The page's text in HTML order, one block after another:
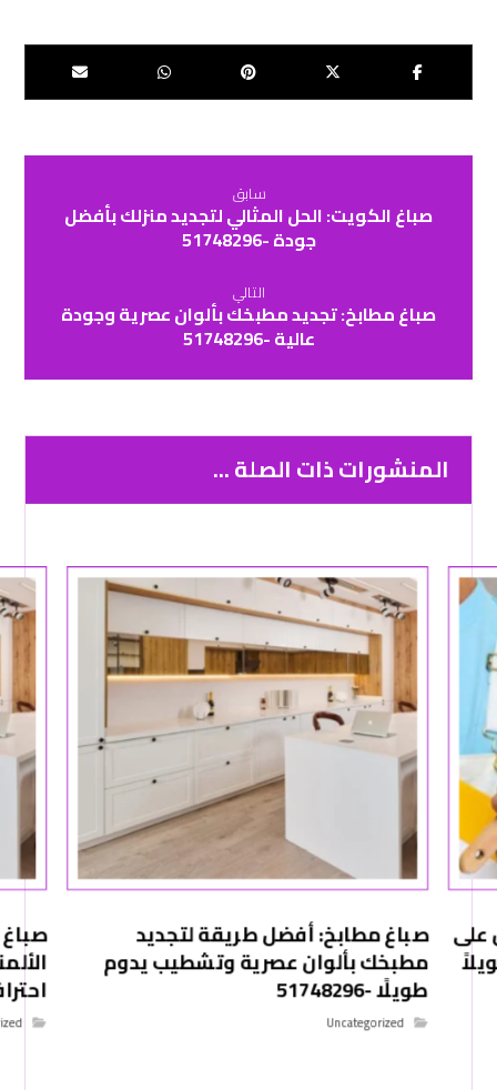
سابق
صباغ الكويت: الحل المثالي لتجديد منزلك بأفضل
جودة -51748296
التالي
صباغ مطابخ: تجديد مطبخك بألوان عصرية وجودة
عالية -51748296
المنشورات ذات الصلة ...
على صباغ مطابخ: أفضل طريقة لتجديد
مطبخك بألوان عصرية وتشطيب يدوم
طويلًا -51748296
Uncategorized
احترافي